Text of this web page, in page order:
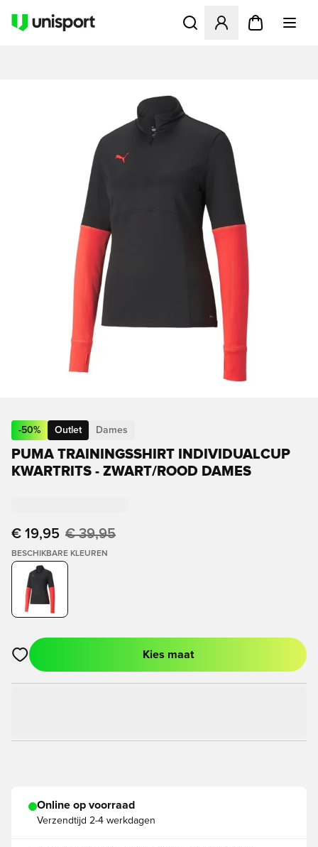
Opent een venster om in
-50% Outlet Dames
PUMA TRAININGSSHIRT INDIVIDUALCUP
KWARTRITS - ZWART/ROOD DAMES
€ 19,95 € 39,95
BESCHIKBARE KLEUREN
Opent een venster om in te loggen of je aan te melden als lid
Kies maat
Online op voorraad
Verzendtijd 2-4 werkdagen